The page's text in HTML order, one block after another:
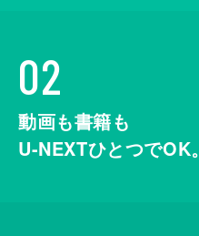
02
動画も書籍も
U-NEXTひとつでOK。